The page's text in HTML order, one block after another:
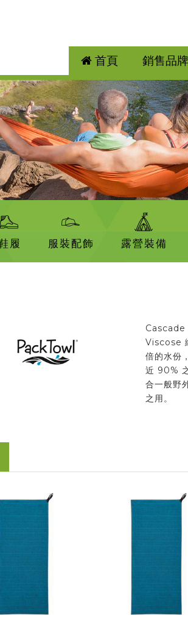
首頁 銷售品牌
履 服裝配飾 露營裝備
Cascade
Viscose
倍的水份
近 90%
合一般野
之用。